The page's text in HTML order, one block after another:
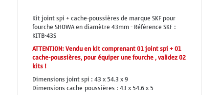
Kit joint spi + cache-poussières de marque SKF pour
fourche SHOWA en diamètre 43mm - Référence SKF :
KITB-43S
ATTENTION: Vendu en kit comprenant 01 joint spi + 01
cache-poussières, pour équiper une fourche , validez 02
kits !
Dimensions joint spi : 43 x 54.3 x 9
Dimensions cache-poussières : 43 x 54.6 x 5